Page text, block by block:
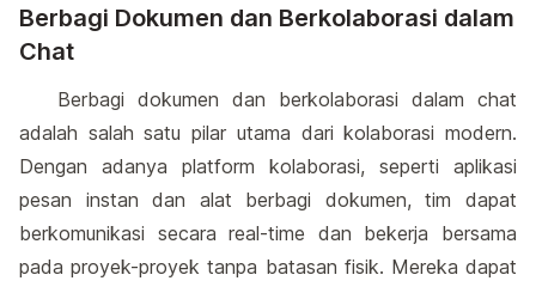
Berbagi Dokumen dan Berkolaborasi dalam
Chat
Berbagi dokumen dan berkolaborasi dalam chat
adalah salah satu pilar utama dari kolaborasi modern.
Dengan adanya platform kolaborasi, seperti aplikasi
pesan instan dan alat berbagi dokumen, tim dapat
berkomunikasi secara real-time dan bekerja bersama
pada proyek-proyek tanpa batasan fisik. Mereka dapat